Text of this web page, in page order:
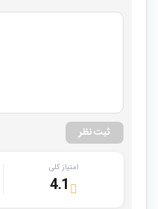
ثبت نظر
امتیاز کلی
4.1